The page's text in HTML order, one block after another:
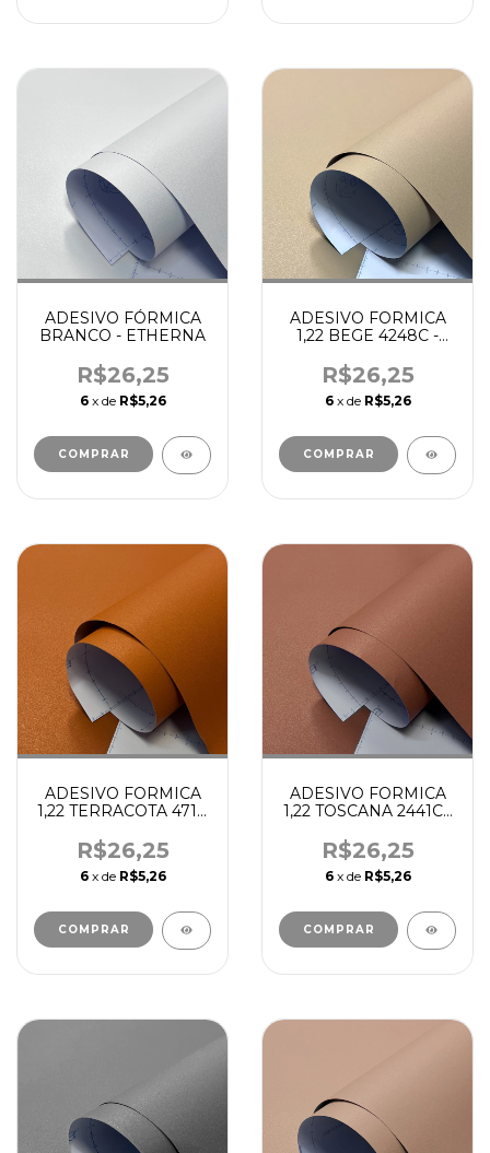
ADESIVO FÓRMICA
BRANCO - ETHERNA
R$26,25
6 x de R$5,26
COMPRAR
ADESIVO FORMICA
1,22 BEGE 4248C -
R$26,25
6 x de R$5,26
COMPRAR
ADESIVO FORMICA
1,22 TERRACOTA 471C
R$26,25
6 x de R$5,26
COMPRAR
ADESIVO FORMICA
1,22 TOSCANA 2441C -
R$26,25
6 x de R$5,26
COMPRAR